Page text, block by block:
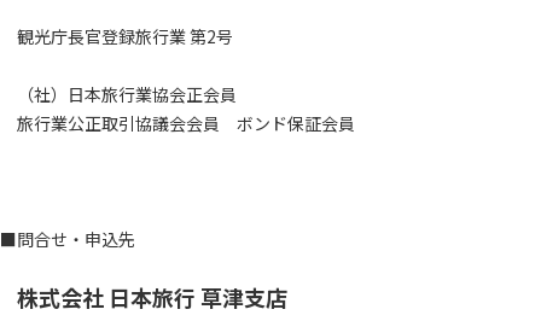
観光庁長官登録旅行業 第2号
（社）日本旅行業協会正会員
旅行業公正取引協議会会員 ボンド保証会員
■問合せ・申込先
株式会社 日本旅行 草津支店